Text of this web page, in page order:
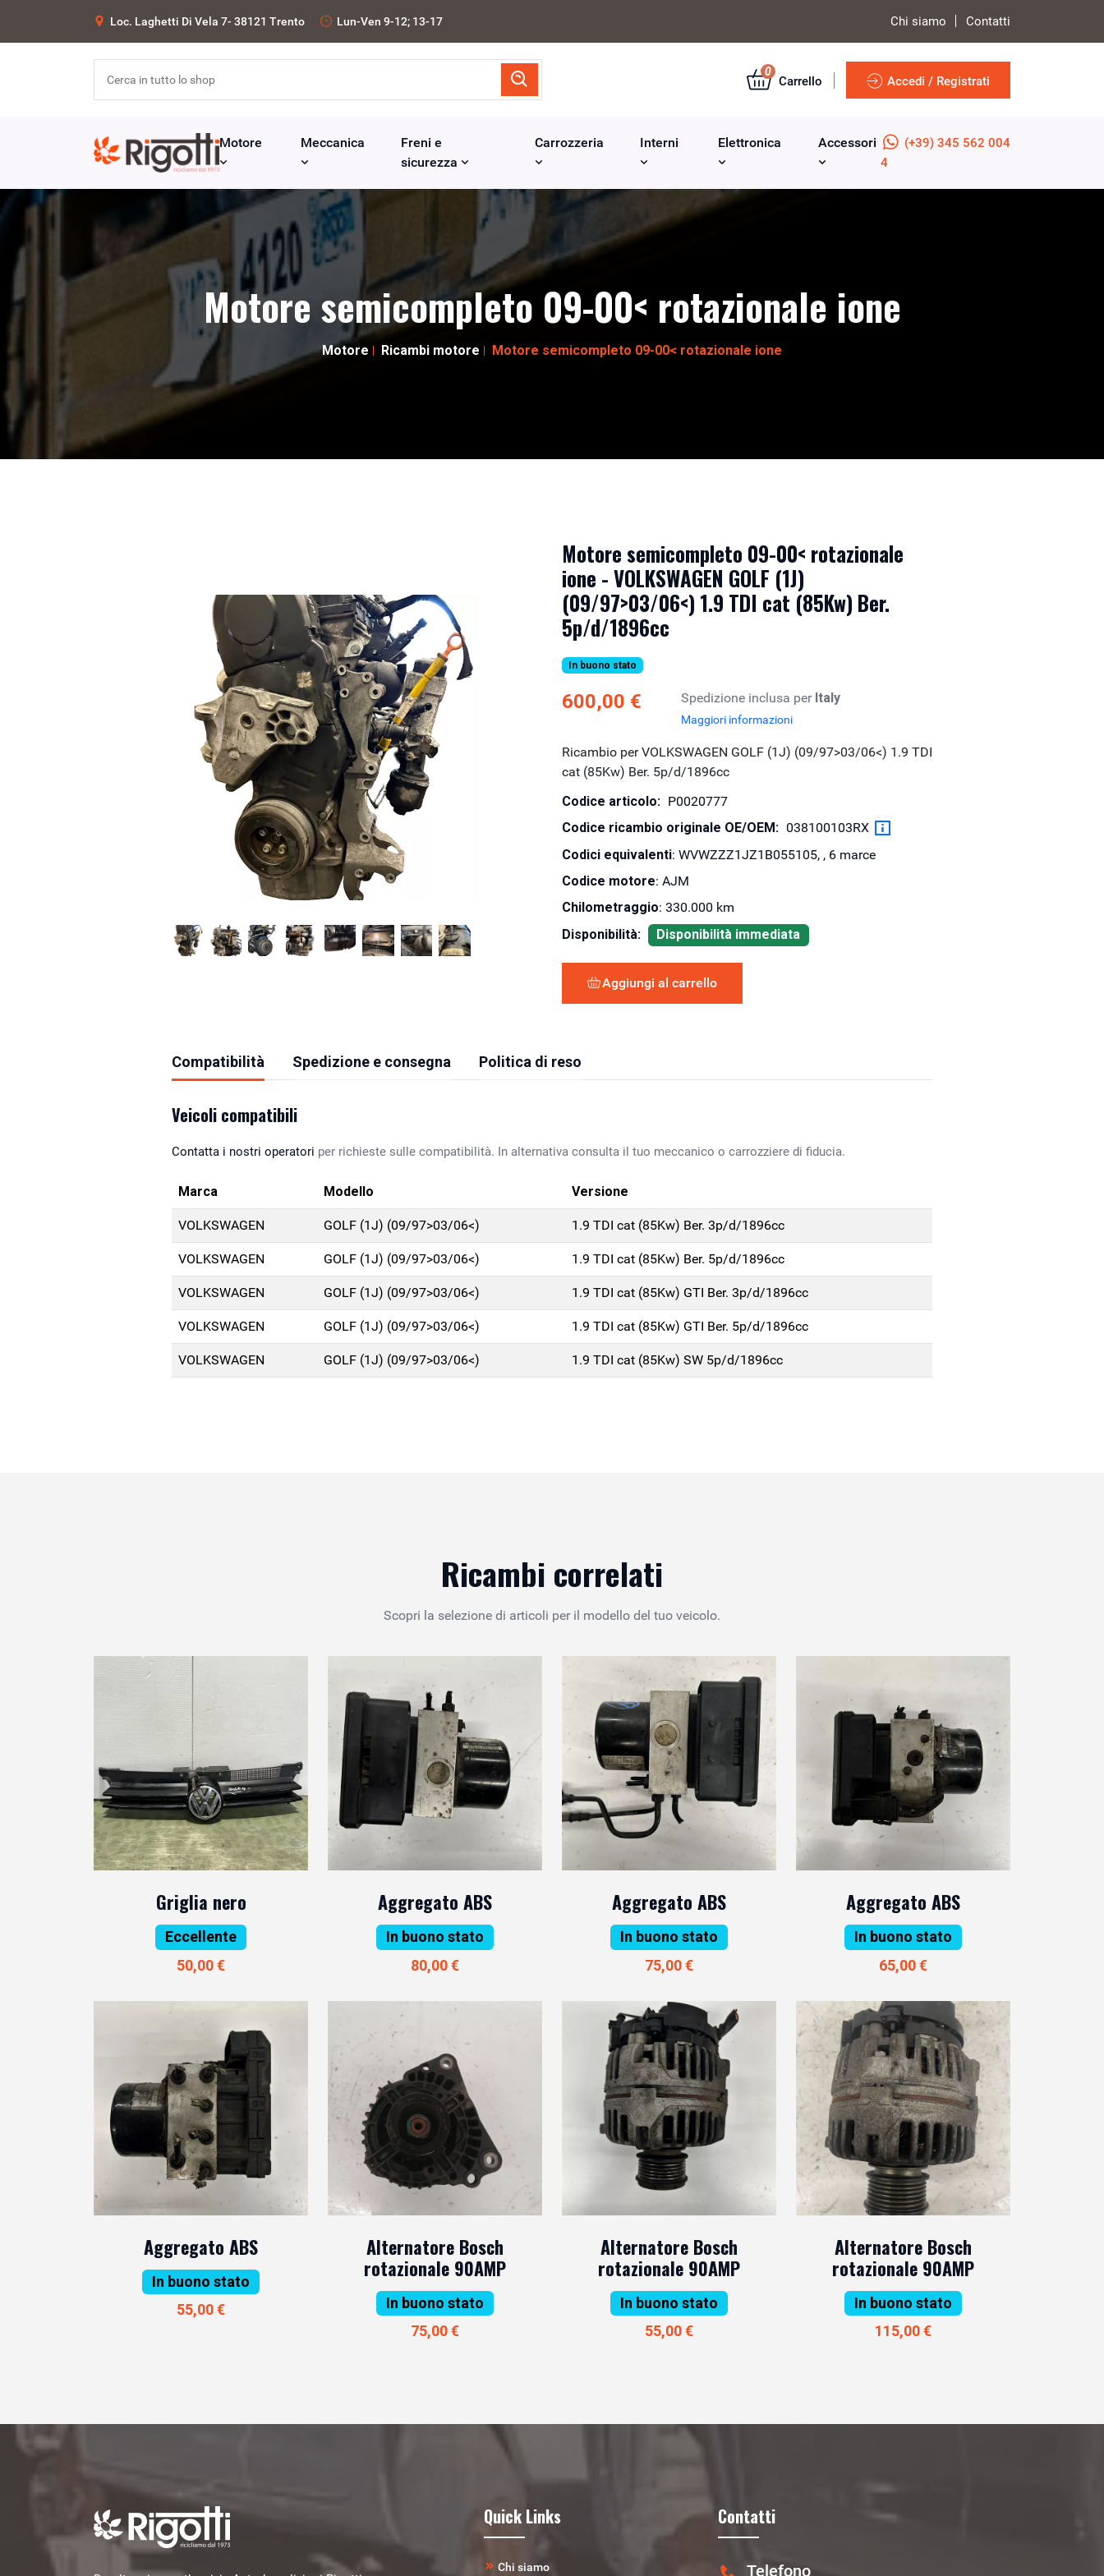
Loc. Laghetti Di Vela 7- 38121 Trento Lun-Ven 9-12; 13-17 Chi siamo Contatti
0
Carrello Accedi / Registrati
Motore Meccanica
Freni e
sicurezza
Carrozzeria Interni Elettronica Accessori
(+39) 345 562 004
4
Motore semicompleto 09-00< rotazionale ione
Motore Ricambi motore Motore semicompleto 09-00< rotazionale ione
Motore semicompleto 09-00< rotazionale
ione - VOLKSWAGEN GOLF (1J)
(09/97>03/06<) 1.9 TDI cat (85Kw) Ber.
5p/d/1896cc
In buono stato
600,00 € Spedizione inclusa per Italy
Maggiori informazioni
Ricambio per VOLKSWAGEN GOLF (1J) (09/97>03/06<) 1.9 TDI
cat (85Kw) Ber. 5p/d/1896cc
Codice articolo: P0020777
Codice ricambio originale OE/OEM: 038100103RX
Codici equivalenti: WVWZZZ1JZ1B055105, , 6 marce
Codice motore: AJM
Chilometraggio: 330.000 km
Disponibilità:
Disponibilità immediata
Aggiungi al carrello
Compatibilità Spedizione e consegna Politica di reso
Veicoli compatibili
Contatta i nostri operatori per richieste sulle compatibilità. In alternativa consulta il tuo meccanico o carrozziere di fiducia.
Marca Modello Versione
VOLKSWAGEN GOLF (1J) (09/97>03/06<) 1.9 TDI cat (85Kw) Ber. 3p/d/1896cc
VOLKSWAGEN GOLF (1J) (09/97>03/06<) 1.9 TDI cat (85Kw) Ber. 5p/d/1896cc
VOLKSWAGEN GOLF (1J) (09/97>03/06<) 1.9 TDI cat (85Kw) GTI Ber. 3p/d/1896cc
VOLKSWAGEN GOLF (1J) (09/97>03/06<) 1.9 TDI cat (85Kw) GTI Ber. 5p/d/1896cc
VOLKSWAGEN GOLF (1J) (09/97>03/06<) 1.9 TDI cat (85Kw) SW 5p/d/1896cc
Ricambi correlati
Scopri la selezione di articoli per il modello del tuo veicolo.
Griglia nero
Eccellente
50,00 €
Aggregato ABS
In buono stato
80,00 €
Aggregato ABS
In buono stato
75,00 €
Aggregato ABS
In buono stato
65,00 €
Aggregato ABS
In buono stato
55,00 €
Alternatore Bosch
rotazionale 90AMP
In buono stato
75,00 €
Alternatore Bosch
rotazionale 90AMP
In buono stato
55,00 €
Alternatore Bosch
rotazionale 90AMP
In buono stato
115,00 €
Quick Links
Chi siamo
Contatti
Telefono